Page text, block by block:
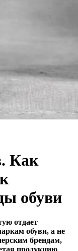
Как
обуви
отдает
обуви, а не
брендам,